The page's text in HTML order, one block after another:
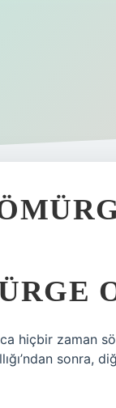
hiçbir zaman
sonra,